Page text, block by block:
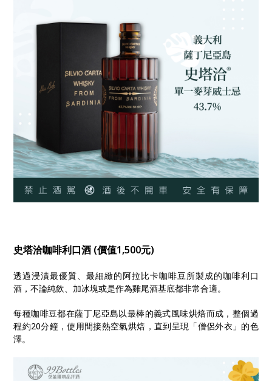
史塔洽咖啡利口酒 (價值1,500元)
透過浸漬最優質、最細緻的阿拉比卡咖啡豆所製成的咖啡利口
酒，不論純飲、加冰塊或是作為雞尾酒基底都非常合適。
每種咖啡豆都在薩丁尼亞島以最棒的義式風味烘焙而成，整個過
程約20分鐘，使用間接熱空氣烘焙，直到呈現「僧侶外衣」的色
澤。